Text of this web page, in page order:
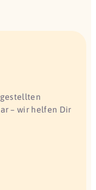
– wir helfen Dir